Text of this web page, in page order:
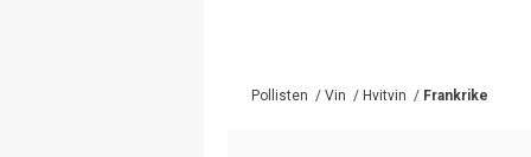
Pollisten / Vin / Hvitvin / Frankrike